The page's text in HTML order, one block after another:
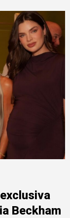
Beckham